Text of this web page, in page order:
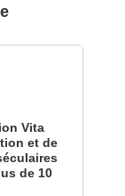
Vita
et de
de 10